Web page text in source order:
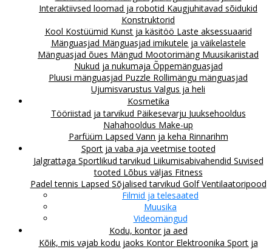
Interaktiivsed loomad ja robotid Kaugjuhitavad sõidukid
Konstruktorid
Kool Kostüümid Kunst ja käsitöö Laste aksessuaarid
Mänguasjad Mänguasjad imikutele ja väikelastele
Mänguasjad õues Mängud Mootorimäng Muusikariistad
Nukud ja nukumaja Õppemänguasjad
Pluusi mänguasjad Puzzle Rollimängu mänguasjad
Ujumisvarustus Valgus ja heli
Kosmetika
Tööriistad ja tarvikud Päikesevarju Juuksehooldus
Nahahooldus Make-up
Parfüüm Lapsed Vann ja keha Rinnarihm
Sport ja vaba aja veetmise tooted
Jalgrattaga Sportlikud tarvikud Liikumisabivahendid Suvised
tooted Lõbus väljas Fitness
Padel tennis Lapsed Sõjalised tarvikud GolfVentilaatoripood
Filmid ja telesaated
Muusika
Videomängud
Kodu, kontor ja aed
Kõik, mis vajab kodu jaoks Kontor Elektroonika Sport ja